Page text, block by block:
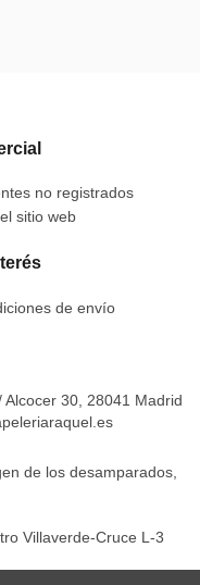
no registrados
sitio web
de envío
Alcocer 30, 28041 Madrid
de los desamparados,
Villaverde-Cruce L-3